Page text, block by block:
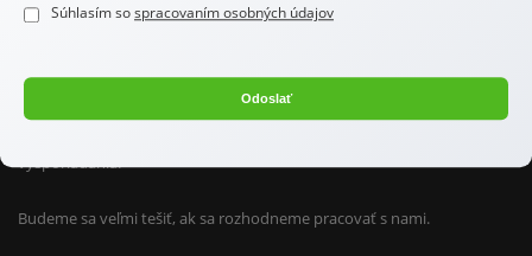
Naša kancelária sprostredkováva predaj, kúpu, prenájom
Taktiež Vám vieme v prípade potreby urobiť aj trhové ocenenie
vysporiadania.
Budeme sa veľmi tešiť, ak sa rozhodneme pracovať s nami.
Súhlasím sospracovaním osobných údajov
Odoslať